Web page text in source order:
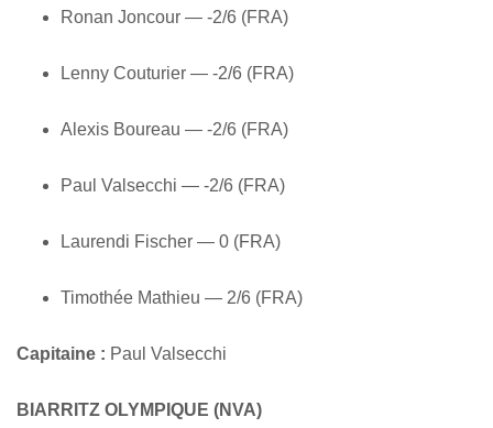
Ronan Joncour — -2/6 (FRA)
Lenny Couturier — -2/6 (FRA)
Alexis Boureau — -2/6 (FRA)
Paul Valsecchi — -2/6 (FRA)
Laurendi Fischer — 0 (FRA)
Timothée Mathieu — 2/6 (FRA)
Capitaine : Paul Valsecchi
BIARRITZ OLYMPIQUE (NVA)